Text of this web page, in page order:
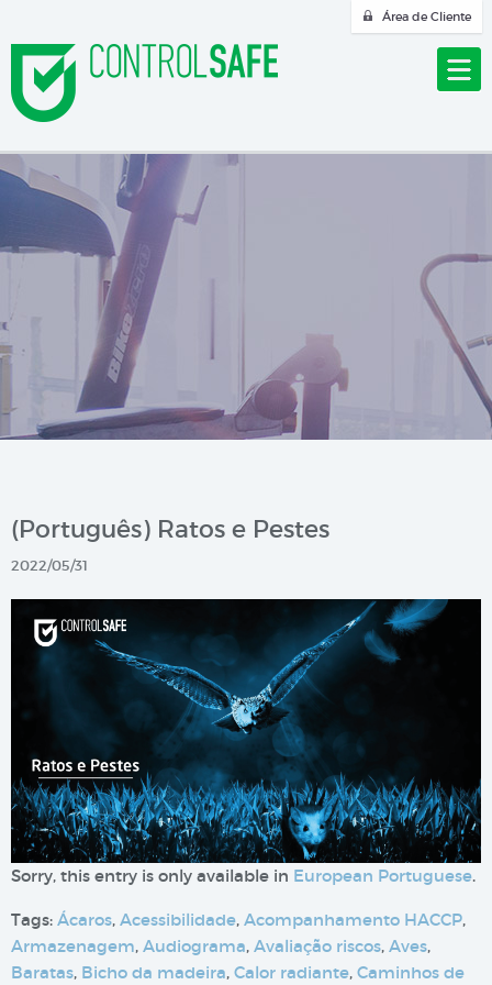
Área de Cliente
(Português) Ratos e Pestes
2022/05/31
Sorry, this entry is only available in European Portuguese.
Tags: Ácaros, Acessibilidade, Acompanhamento HACCP,
Armazenagem, Audiograma, Avaliação riscos, Aves,
Baratas, Bicho da madeira, Calor radiante, Caminhos de